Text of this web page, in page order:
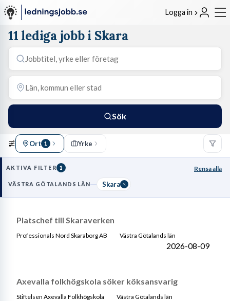
Logga in
11 lediga jobb i Skara
Sök
Ort 1 Yrke
AKTIVA FILTER 1 Rensa alla
VÄSTRA GÖTALANDS LÄN Skara
Platschef till Skaraverken
Professionals Nord Skaraborg AB Västra Götalands län
2026-08-09
Axevalla folkhögskola söker köksansvarig
Stiftelsen Axevalla Folkhögskola Västra Götalands län